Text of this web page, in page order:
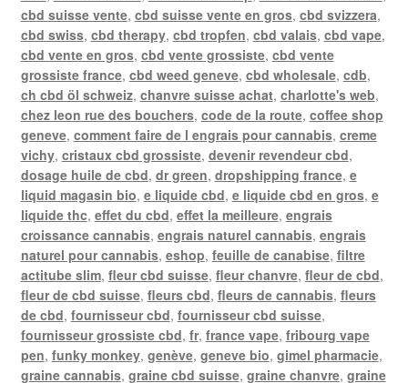
cbd suisse vente, cbd suisse vente en gros, cbd svizzera,
cbd swiss, cbd therapy, cbd tropfen, cbd valais, cbd vape,
cbd vente en gros, cbd vente grossiste, cbd vente
grossiste france, cbd weed geneve, cbd wholesale, cdb,
ch cbd öl schweiz, chanvre suisse achat, charlotte's web,
chez leon rue des bouchers, code de la route, coffee shop
geneve, comment faire de l engrais pour cannabis, creme
vichy, cristaux cbd grossiste, devenir revendeur cbd,
dosage huile de cbd, dr green, dropshipping france, e
liquid magasin bio, e liquide cbd, e liquide cbd en gros, e
liquide thc, effet du cbd, effet la meilleure, engrais
croissance cannabis, engrais naturel cannabis, engrais
naturel pour cannabis, eshop, feuille de canabise, filtre
actitube slim, fleur cbd suisse, fleur chanvre, fleur de cbd,
fleur de cbd suisse, fleurs cbd, fleurs de cannabis, fleurs
de cbd, fournisseur cbd, fournisseur cbd suisse,
fournisseur grossiste cbd, fr, france vape, fribourg vape
pen, funky monkey, genève, geneve bio, gimel pharmacie,
graine cannabis, graine cbd suisse, graine chanvre, graine